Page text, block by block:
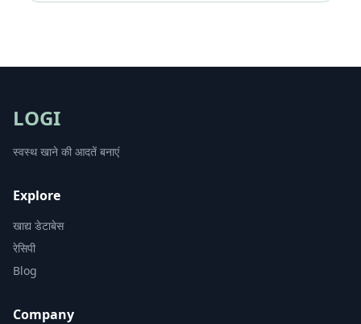
LOGI
स्वस्थ खाने की आदतें बनाएं
Explore
खाद्य डेटाबेस
रेसिपी
Blog
Company